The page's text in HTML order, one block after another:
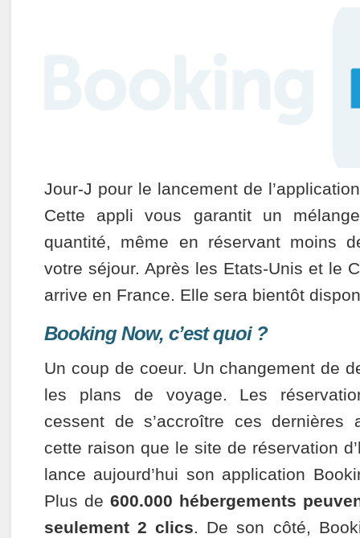
Jour-J pour le lancement de
Cette appli vous garantit un
quantité, même en réservant moins
votre séjour. Après les Etats-Unis et le
arrive en France. Elle sera bientôt
Booking Now, c’est quoi ?
Un coup de coeur. Un changement de
les plans de voyage. Les
cessent de s’accroître ces dernières
cette raison que le site de réservation
lance aujourd’hui son application
Plus de 600.000 hébergements
seulement 2 clics. De son côté,